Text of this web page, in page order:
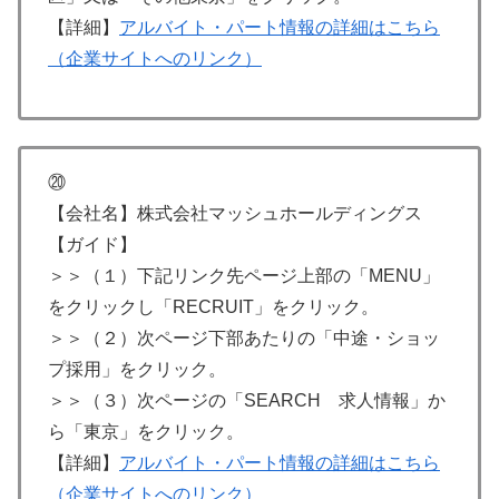
【詳細】 アルバイト・パート情報の詳細はこちら
（企業サイトへのリンク）
⑳
【会社名】株式会社マッシュホールディングス
【ガイド】
＞＞（１）下記リンク先ページ上部の「MENU」
をクリックし「RECRUIT」をクリック。
＞＞（２）次ページ下部あたりの「中途・ショッ
プ採用」をクリック。
＞＞（３）次ページの「SEARCH 求人情報」か
ら「東京」をクリック。
【詳細】 アルバイト・パート情報の詳細はこちら
（企業サイトへのリンク）